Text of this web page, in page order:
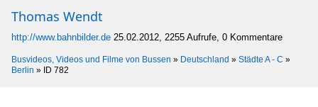
Thomas Wendt
http://www.bahnbilder.de 25.02.2012, 2255 Aufrufe, 0 Kommentare
Busvideos, Videos und Filme von Bussen » Deutschland » Städte A - C »
Berlin » ID 782